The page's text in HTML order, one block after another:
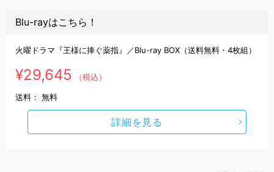
Blu-rayはこちら！
火曜ドラマ『王様に捧ぐ薬指』／Blu-ray BOX（送料無料・4枚組）
¥29,645 （税込）
送料： 無料
詳細を見る